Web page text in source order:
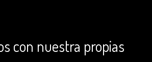
con nuestra propias